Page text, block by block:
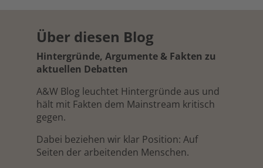
Über diesen Blog
Hintergründe, Argumente & Fakten zu
aktuellen Debatten
A&W Blog leuchtet Hintergründe aus und
hält mit Fakten dem Mainstream kritisch
gegen.
Dabei beziehen wir klar Position: Auf
Seiten der arbeitenden Menschen.